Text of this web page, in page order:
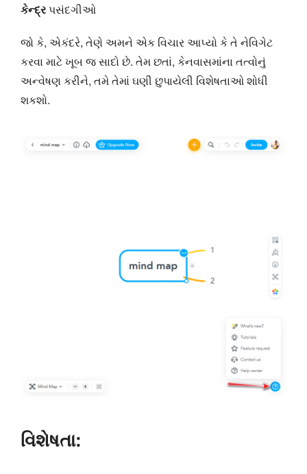
કેન્દ્રપસંદગીઓ
જો કે, એકંદરે, તેણે અમને એક વિચાર આપ્યો કે તે નેવિગેટ
કરવા માટે ખૂબ જ સાદો છે. તેમ છતાં, કેનવાસમાંના તત્વોનું
અન્વેષણ કરીને, તમે તેમાં ઘણી છુપાયેલી વિશેષતાઓ શોધી
શકશો.
વિશેષતા: